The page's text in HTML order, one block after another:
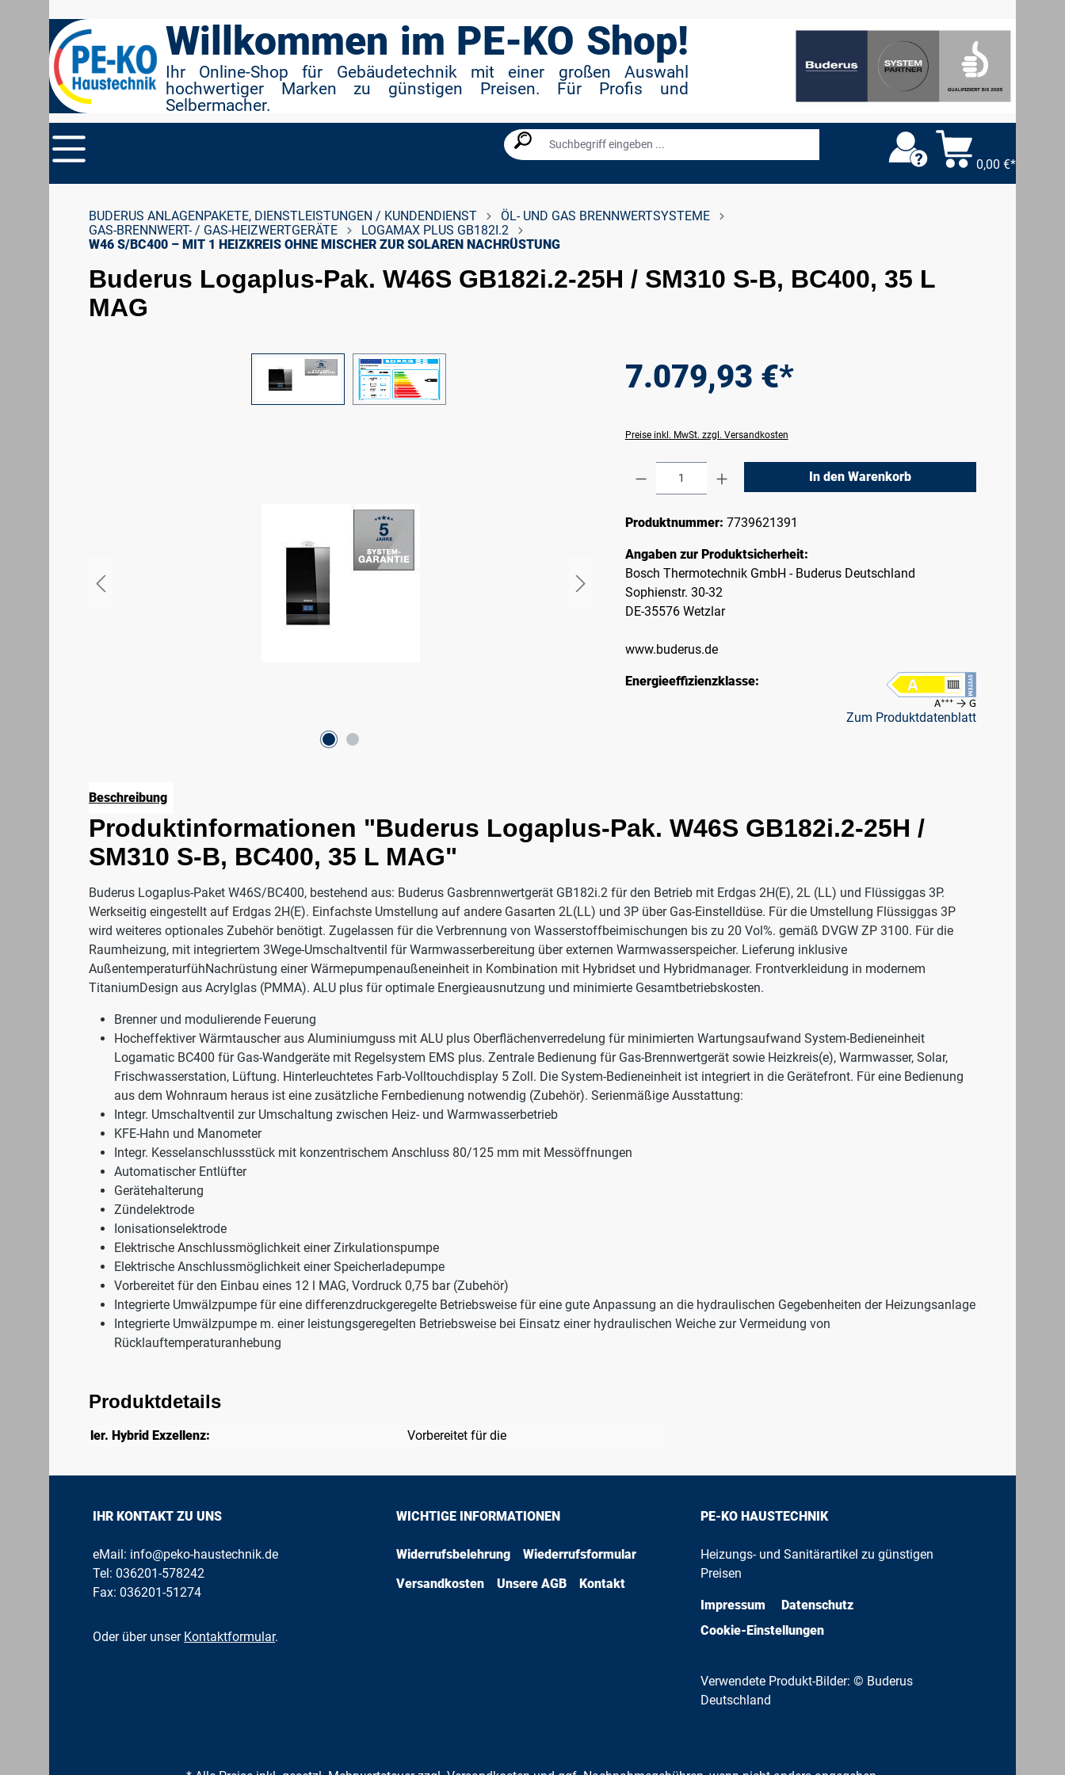
Suche springen
Willkommen im PE-KO Shop!
Ihr Online-Shop für Gebäudetechnik mit einer großen Auswahl
hochwertiger Marken zu günstigen Preisen. Für Profis und
Selbermacher.
0,00 €*
BUDERUS ANLAGENPAKETE, DIENSTLEISTUNGEN / KUNDENDIENST
ÖL- UND GAS BRENNWERTSYSTEME
GAS-BRENNWERT- / GAS-HEIZWERTGERÄTE
LOGAMAX PLUS GB182I.2
W46 S/BC400 – MIT 1 HEIZKREIS OHNE MISCHER ZUR SOLAREN NACHRÜSTUNG
Buderus Logaplus-Pak. W46S GB182i.2-25H / SM310 S-B, BC400, 35 L
MAG
7.079,93 €*
Preise inkl. MwSt. zzgl. Versandkosten
Produkt Anzahl: Gib den gewünschten Wert ein
In den Warenkorb
Produktnummer: 7739621391
Angaben zur Produktsicherheit:
Bosch Thermotechnik GmbH - Buderus Deutschland
Sophienstr. 30-32
DE-35576 Wetzlar
www.buderus.de
Energieeffizienzklasse:
Zum Produktdatenblatt
Beschreibung
Produktinformationen "Buderus Logaplus-Pak. W46S GB182i.2-25H /
SM310 S-B, BC400, 35 L MAG"
Buderus Logaplus-Paket W46S/BC400, bestehend aus: Buderus Gasbrennwertgerät GB182i.2 für den Betrieb mit Erdgas 2H(E), 2L (LL) und Flüssiggas 3P.
Werkseitig eingestellt auf Erdgas 2H(E). Einfachste Umstellung auf andere Gasarten 2L(LL) und 3P über Gas-Einstelldüse. Für die Umstellung Flüssiggas 3P
wird weiteres optionales Zubehör benötigt. Zugelassen für die Verbrennung von Wasserstoffbeimischungen bis zu 20 Vol%. gemäß DVGW ZP 3100. Für die
Raumheizung, mit integriertem 3Wege-Umschaltventil für Warmwasserbereitung über externen Warmwasserspeicher. Lieferung inklusive
AußentemperaturfühNachrüstung einer Wärmepumpenaußeneinheit in Kombination mit Hybridset und Hybridmanager. Frontverkleidung in modernem
TitaniumDesign aus Acrylglas (PMMA). ALU plus für optimale Energieausnutzung und minimierte Gesamtbetriebskosten.
Brenner und modulierende Feuerung
Hocheffektiver Wärmtauscher aus Aluminiumguss mit ALU plus Oberflächenverredelung für minimierten Wartungsaufwand System-Bedieneinheit
Logamatic BC400 für Gas-Wandgeräte mit Regelsystem EMS plus. Zentrale Bedienung für Gas-Brennwertgerät sowie Heizkreis(e), Warmwasser, Solar,
Frischwasserstation, Lüftung. Hinterleuchtetes Farb-Volltouchdisplay 5 Zoll. Die System-Bedieneinheit ist integriert in die Gerätefront. Für eine Bedienung
aus dem Wohnraum heraus ist eine zusätzliche Fernbedienung notwendig (Zubehör). Serienmäßige Ausstattung:
Integr. Umschaltventil zur Umschaltung zwischen Heiz- und Warmwasserbetrieb
KFE-Hahn und Manometer
Integr. Kesselanschlussstück mit konzentrischem Anschluss 80/125 mm mit Messöffnungen
Automatischer Entlüfter
Gerätehalterung
Zündelektrode
Ionisationselektrode
Elektrische Anschlussmöglichkeit einer Zirkulationspumpe
Elektrische Anschlussmöglichkeit einer Speicherladepumpe
Vorbereitet für den Einbau eines 12 l MAG, Vordruck 0,75 bar (Zubehör)
Integrierte Umwälzpumpe für eine differenzdruckgeregelte Betriebsweise für eine gute Anpassung an die hydraulischen Gegebenheiten der Heizungsanlage
Integrierte Umwälzpumpe m. einer leistungsgeregelten Betriebsweise bei Einsatz einer hydraulischen Weiche zur Vermeidung von
Rücklauftemperaturanhebung
Produktdetails
ler. Hybrid Exzellenz: Vorbereitet für die
IHR KONTAKT ZU UNS
eMail: info@peko-haustechnik.de
Tel:036201-578242
Fax: 036201-51274
Oder über unser Kontaktformular.
WICHTIGE INFORMATIONEN
Widerrufsbelehrung
Wiederrufsformular
Versandkosten
Unsere AGB Kontakt
PE-KO HAUSTECHNIK
Heizungs- und Sanitärartikel zu günstigen
Preisen
Impressum
Datenschutz
Cookie-Einstellungen
Verwendete Produkt-Bilder: © Buderus
Deutschland